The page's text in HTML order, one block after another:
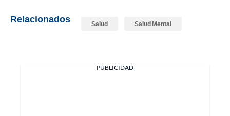
Relacionados Salud Salud Mental
PUBLICIDAD